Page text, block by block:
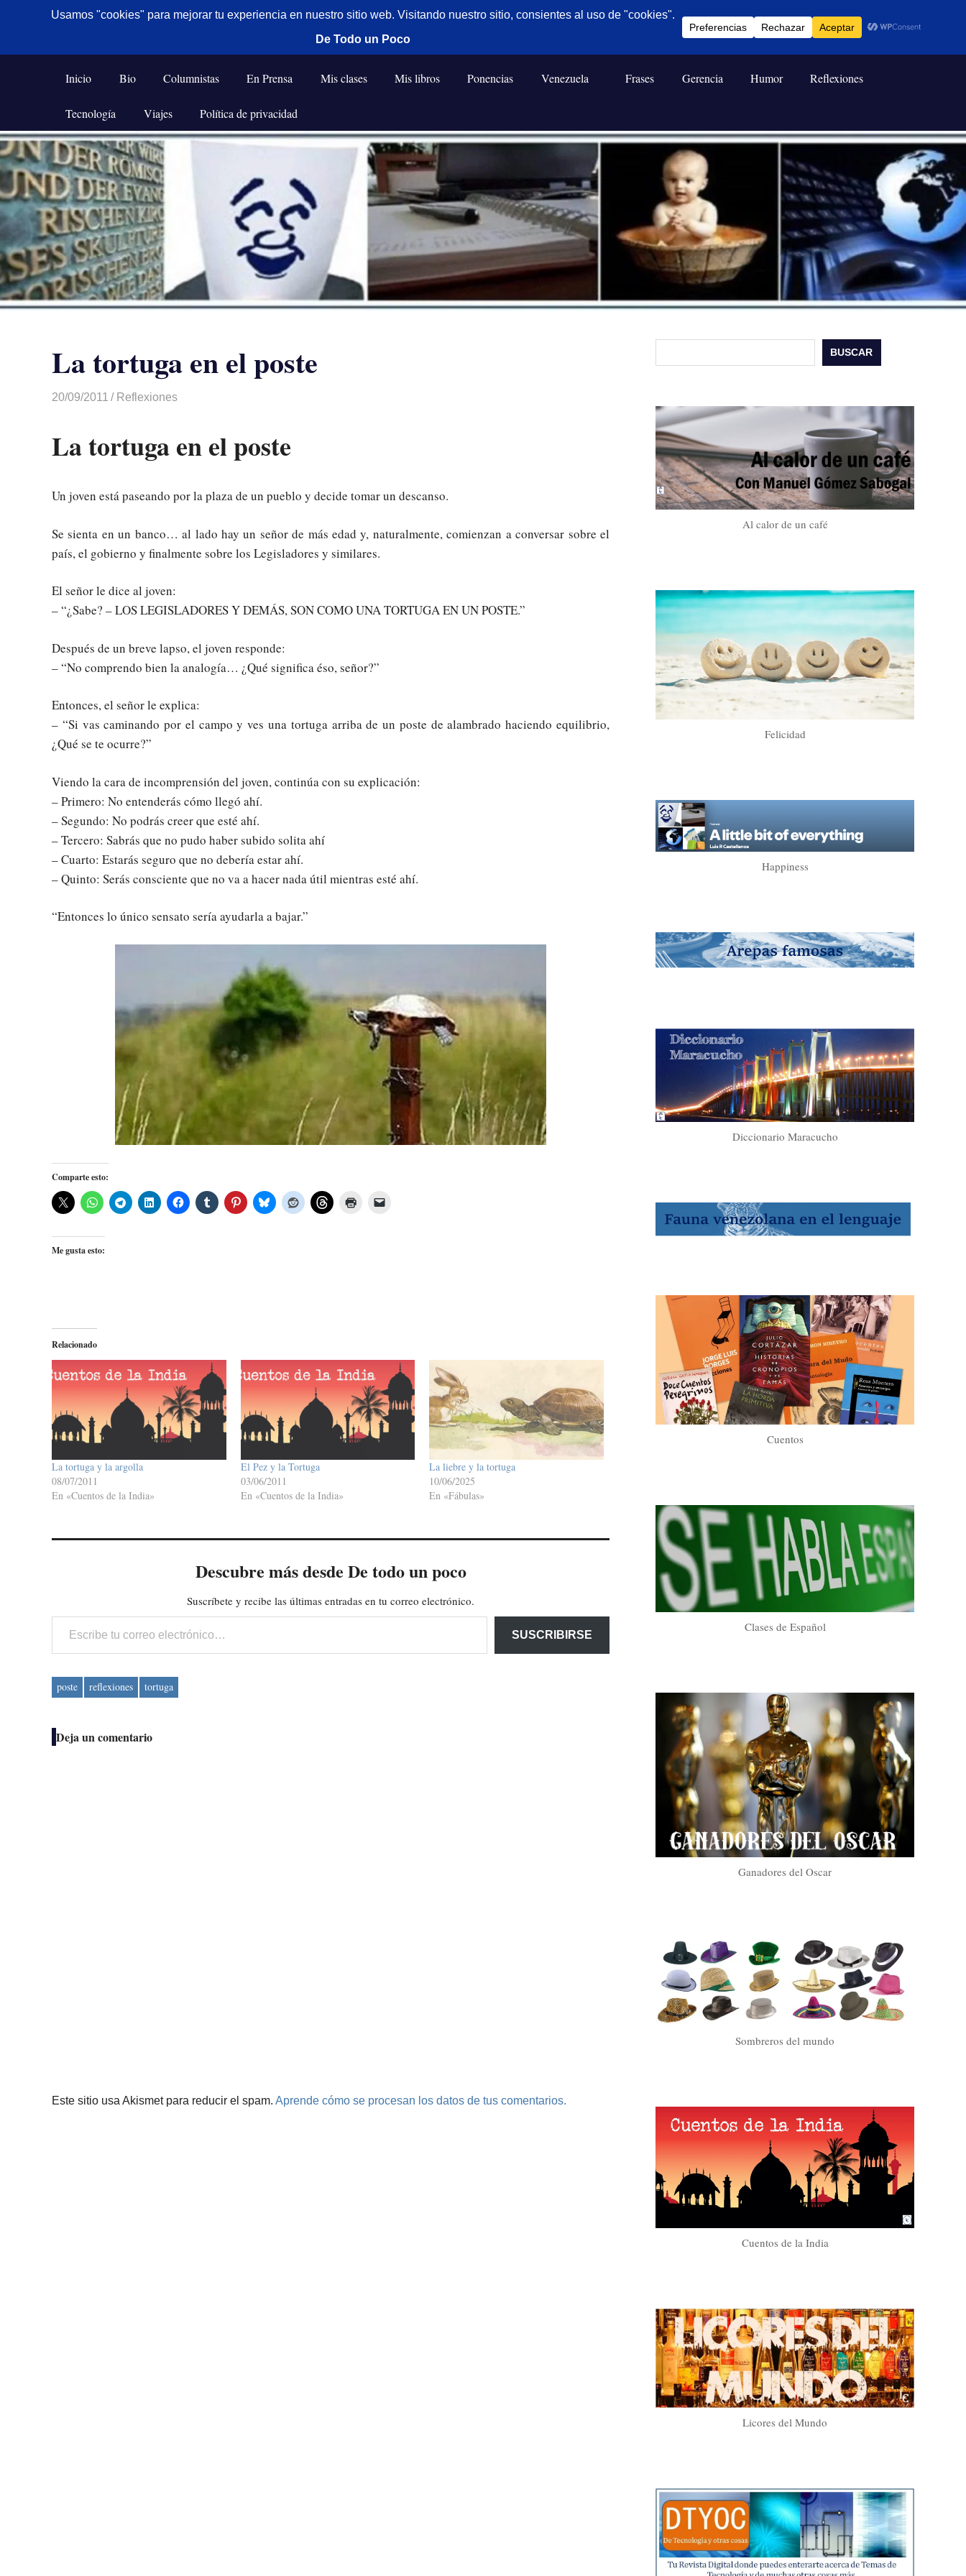
Saltar
al
contenido
De todo un poco
Frases,
Humor,
Tecnología
y
Viajes
Inicio Bio Columnistas En Prensa Mis clases Mis libros Ponencias Venezuela Frases Gerencia Humor Reflexiones
Tecnología Viajes Política de privacidad
La tortuga en el poste
20/09/2011 Luis Castellanos
Reflexiones
La tortuga en el poste
Un joven está paseando por la plaza de un pueblo y decide tomar un descanso.
Se sienta en un banco… al lado hay un señor de más edad y, naturalmente, comienzan a conversar sobre el
país, el gobierno y finalmente sobre los Legisladores y similares.
El señor le dice al joven:
– “¿Sabe? – LOS LEGISLADORES Y DEMÁS, SON COMO UNA TORTUGA EN UN POSTE.”
Después de un breve lapso, el joven responde:
– “No comprendo bien la analogía… ¿Qué significa éso, señor?”
Entonces, el señor le explica:
– “Si vas caminando por el campo y ves una tortuga arriba de un poste de alambrado haciendo equilibrio,
¿Qué se te ocurre?”
Viendo la cara de incomprensión del joven, continúa con su explicación:
– Primero: No entenderás cómo llegó ahí.
– Segundo: No podrás creer que esté ahí.
– Tercero: Sabrás que no pudo haber subido solita ahí
– Cuarto: Estarás seguro que no debería estar ahí.
– Quinto: Serás consciente que no va a hacer nada útil mientras esté ahí.
“Entonces lo único sensato sería ayudarla a bajar.”
Comparte esto:
Me gusta esto:
Relacionado
La tortuga y la argolla
08/07/2011
En «Cuentos de la India»
El Pez y la Tortuga
03/06/2011
En «Cuentos de la India»
La liebre y la tortuga
10/06/2025
En «Fábulas»
Descubre más desde De todo un poco
Suscríbete y recibe las últimas entradas en tu correo electrónico.
Escribe tu correo electrónico…
SUSCRIBIRSE
poste reflexiones tortuga
Deja un comentario
Este sitio usa Akismet para reducir el spam. Aprende cómo se procesan los datos de tus comentarios.
BUSCAR
Al calor de un café
Felicidad
Happiness
Diccionario Maracucho
Cuentos
Clases de Español
Ganadores del Oscar
Sombreros del mundo
Cuentos de la India
Licores del Mundo